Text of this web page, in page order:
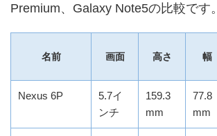
Premium、Galaxy Note5の比較です。
名前 画面 高さ 幅
Nexus 6P
5.7イ
ンチ
159.3
mm
77.8
mm